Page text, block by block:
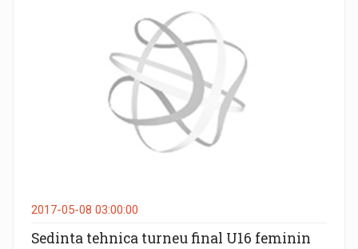
2017-05-08 03:00:00
Sedinta tehnica turneu final U16 feminin